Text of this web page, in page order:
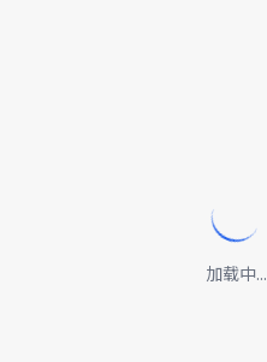
加载中...